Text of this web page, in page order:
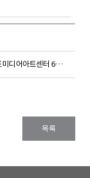
김포아트빌리지 아트센터, 김포미디어아트센터 6월 20일~21일 임시휴관 안내
목록